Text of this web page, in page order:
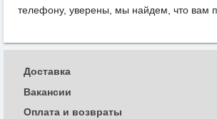
телефону, уверены, мы найдем, что вам
Доставка
Вакансии
Оплата и возвраты